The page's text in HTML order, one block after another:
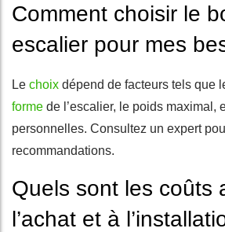
Comment choisir le
escalier pour mes
Le choix dépend de facteurs tels que
forme de l’escalier, le poids maximal,
personnelles. Consultez un expert
recommandations.
Quels sont les coûts
l’achat et à